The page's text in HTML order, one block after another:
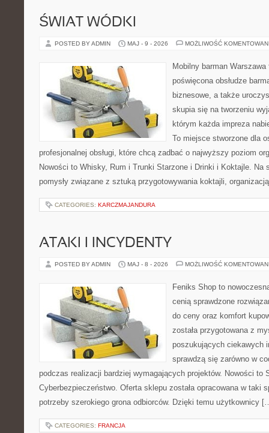
ŚWIAT WÓDKI
POSTED BY ADMIN MAJ - 9 - 2026 MOŻLIWOŚĆ
Mobilny barman
poświęcona obsłudze
biznesowe, a także
skupia się na tworzeniu
którym każda impreza
To miejsce stworzone dla
profesjonalnej obsługi, które chcą zadbać o najwyższy poziom
Nowości to Whisky, Rum i Trunki Starzone i Drinki i Koktajle. Na
pomysły związane z sztuką przygotowywania koktajli,
CATEGORIES: KARCZMAJANDURA
ATAKI I INCYDENTY
POSTED BY ADMIN MAJ - 8 - 2026 MOŻLIWOŚĆ
Feniks Shop to
cenią sprawdzone
do ceny oraz komfort
została przygotowana z
poszukujących ciekawych
sprawdzą się zarówno w
podczas realizacji bardziej wymagających projektów. Nowości to
Cyberbezpieczeństwo. Oferta sklepu została opracowana w taki
potrzeby szerokiego grona odbiorców. Dzięki temu użytkownicy
CATEGORIES: FRANCJA